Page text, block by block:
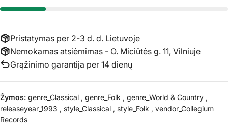
Pristatymas per 2-3 d. d. Lietuvoje
Nemokamas atsiėmimas - O. Miciūtės g. 11, Vilniuje
Grąžinimo garantija per 14 dienų
Žymos: genre_Classical , genre_Folk , genre_World & Country ,
releaseyear_1993 , style_Classical , style_Folk , vendor_Collegium
Records